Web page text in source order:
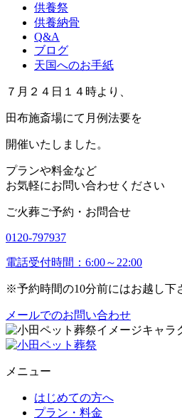
供養祭
供養納骨
Q&A
ブログ
天国へのお手紙
７月２４日１４時より、
田布施斎場にて月例法要を
開催いたしました。
プランや料金など
お気軽にお問い合わせください
ご火葬ご予約・お問合せ
0120-797937
電話受付時間：6:00～22:00
※予約時間の10分前にはお越し下
メールでのお問い合わせ
メニュー
はじめての方へ
プラン・料金